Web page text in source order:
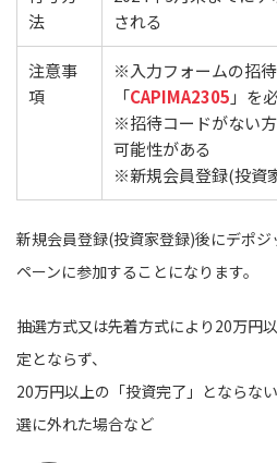
法
される
注意事
項
※入力フォームの招
「CAPIMA2305 」を
※招待コードがない
可能性がある
※新規会員登録(投資
新規会員登録(投資家登録)後にデポ
ペーンに参加することになります。
抽選方式又は先着方式により20万円
定とならず、
20万円以上の「投資完了」とならな
選に外れた場合など